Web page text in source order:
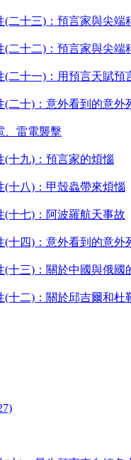
二十三)：預言家與尖端
二十二)：預言家與尖端
二十一)：用預言天賦預
二十)：意外看到的意外
、雷電襲擊
十九)：預言家的煩惱
十八)：甲殼蟲帶來煩惱
十七)：阿波羅航天事故
十四)：意外看到的意外
十三)：關於中國與俄國
十二)：關於邱吉爾和杜